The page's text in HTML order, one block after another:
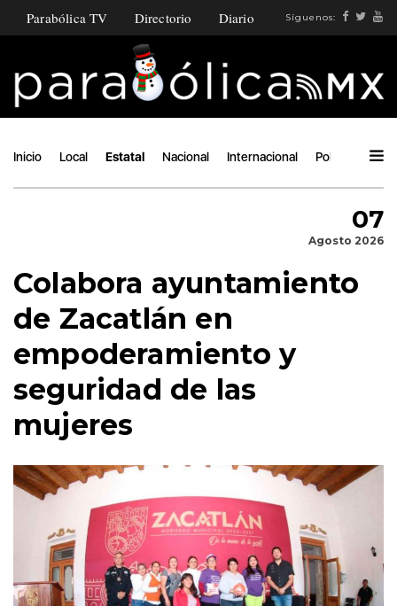
Parabólica TV Directorio Diario Síguenos:
Inicio Local Estatal Nacional Internacional Política
07
Agosto 2026
Colabora ayuntamiento
de Zacatlán en
empoderamiento y
seguridad de las
mujeres